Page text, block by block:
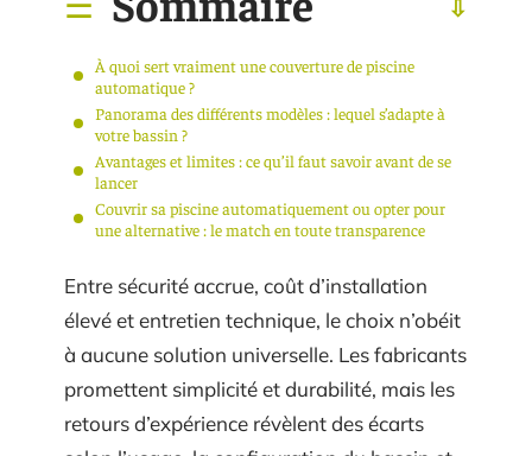
À quoi sert vraiment une couverture de piscine
automatique ?
Panorama des différents modèles : lequel s’adapte à
votre bassin ?
Avantages et limites : ce qu’il faut savoir avant de se
lancer
Couvrir sa piscine automatiquement ou opter pour
une alternative : le match en toute transparence
Entre sécurité accrue, coût d’installation
élevé et entretien technique, le choix n’obéit
à aucune solution universelle. Les fabricants
promettent simplicité et durabilité, mais les
retours d’expérience révèlent des écarts